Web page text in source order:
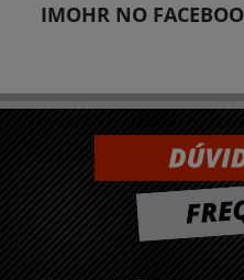
IMOHR NO